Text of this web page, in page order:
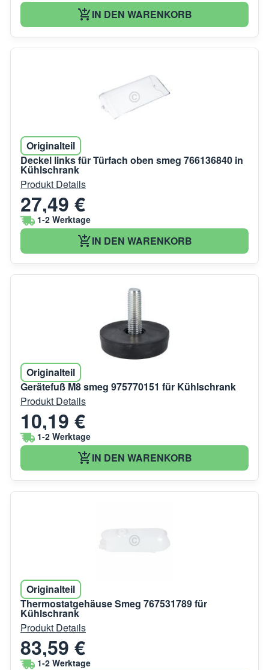
IN DEN WARENKORB
Originalteil
Deckel links für Türfach oben smeg 766136840 in
Kühlschrank
Produkt Details
27,49 €
1-2 Werktage
IN DEN WARENKORB
Originalteil
Gerätefuß M8 smeg 975770151 für Kühlschrank
Produkt Details
10,19 €
1-2 Werktage
IN DEN WARENKORB
Originalteil
Thermostatgehäuse Smeg 767531789 für
Kühlschrank
Produkt Details
83,59 €
1-2 Werktage